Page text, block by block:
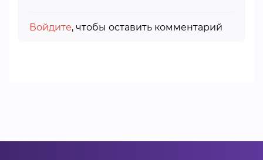
Войдите, чтобы оставить комментарий